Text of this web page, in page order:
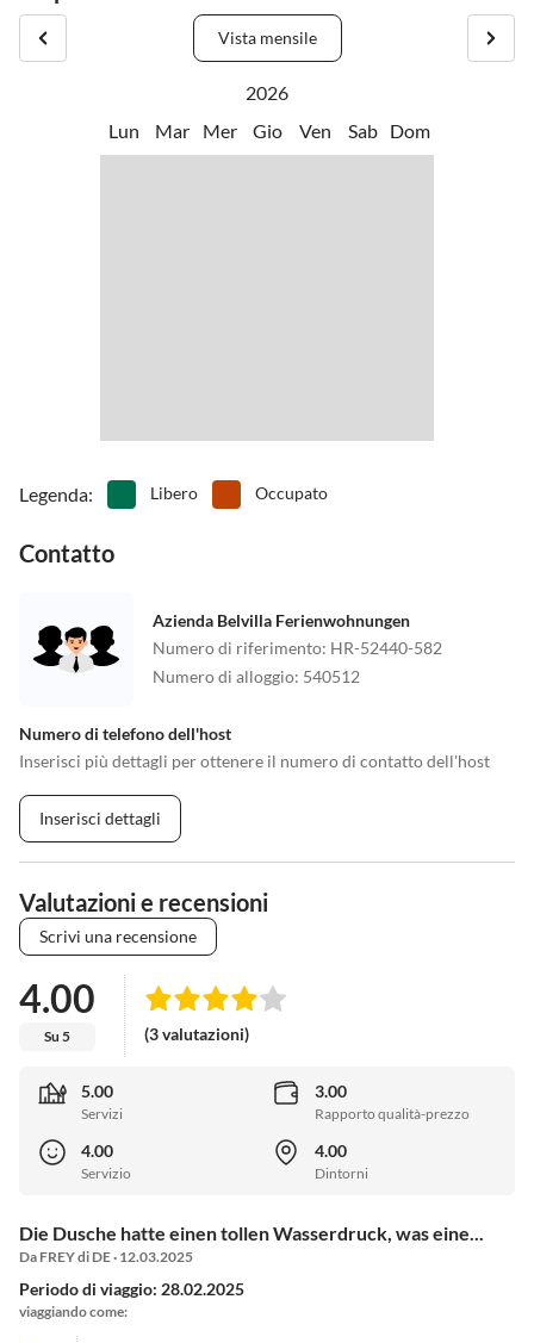
Vista mensile
2026
Lun
Mar Mer Gio Ven Sab Dom
Legenda: Libero Occupato
Contatto
Azienda Belvilla Ferienwohnungen
Numero di riferimento: HR-52440-582
Numero di alloggio: 540512
Numero di telefono dell'host
Inserisci più dettagli per ottenere il numero di contatto dell'host
Inserisci dettagli
Valutazioni e recensioni
Scrivi una recensione
4.00
Su 5 (3 valutazioni)
5.00
Servizi
3.00
Rapporto qualità-prezzo
4.00
Servizio
4.00
Dintorni
Die Dusche hatte einen tollen Wasserdruck, was eine...
Da FREY di DE · 12.03.2025
Periodo di viaggio: 28.02.2025
viaggiando come: